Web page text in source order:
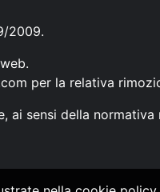
2009.
per la relativa
ai sensi della normativa